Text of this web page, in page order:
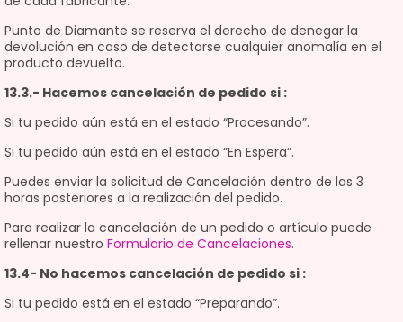
Punto de Diamante se reserva el derecho de denegar la
devolución en caso de detectarse cualquier anomalía en el
producto devuelto.
13.3.- Hacemos cancelación de pedido si :
Si tu pedido aún está en el estado “Procesando”.
Si tu pedido aún está en el estado “En Espera”.
Puedes enviar la solicitud de Cancelación dentro de las 3
horas posteriores a la realización del pedido.
Para realizar la cancelación de un pedido o artículo puede
rellenar nuestro Formulario de Cancelaciones.
13.4- No hacemos cancelación de pedido si :
Si tu pedido está en el estado “Preparando”.